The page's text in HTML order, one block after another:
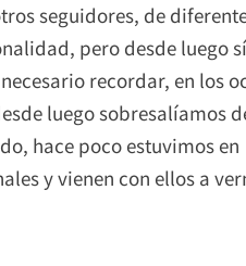
seguidores, de
pero desde luego
recordar, en los
luego sobresalíamos
hace poco estuvimos en
y vienen con ellos a